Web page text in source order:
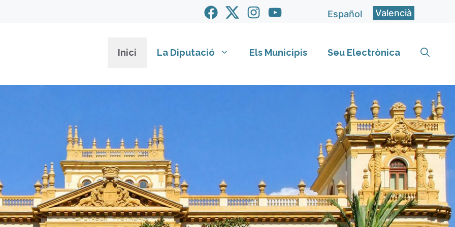
Español Valencià
Inici La Diputació Els Municipis Seu Electrònica